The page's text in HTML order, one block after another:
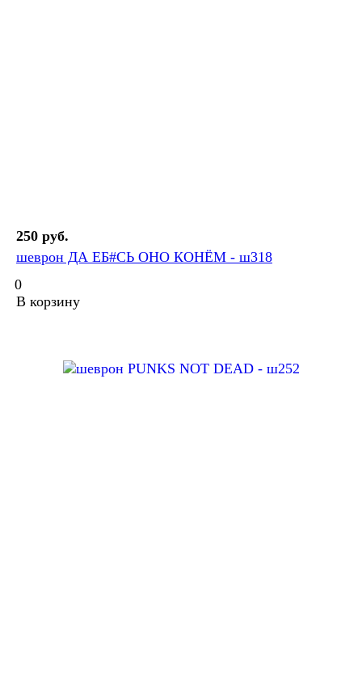
250 руб.
шеврон ДА ЕБ#СЬ ОНО КОНЁМ - ш318
0
В корзину